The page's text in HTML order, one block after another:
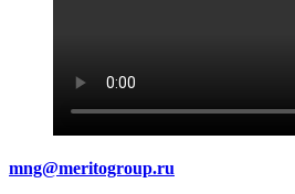
mng@meritogroup.ru